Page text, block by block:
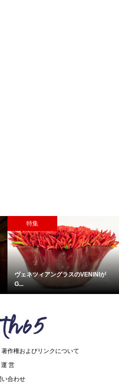
特集
ヴェネツィアングラスのVENINIが
G...
作権およびリンクについて
運 営
い合わせ